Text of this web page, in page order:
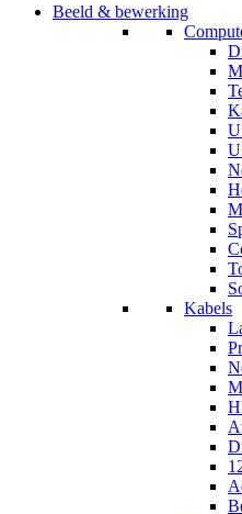
Beeld & bewerking
Kabels